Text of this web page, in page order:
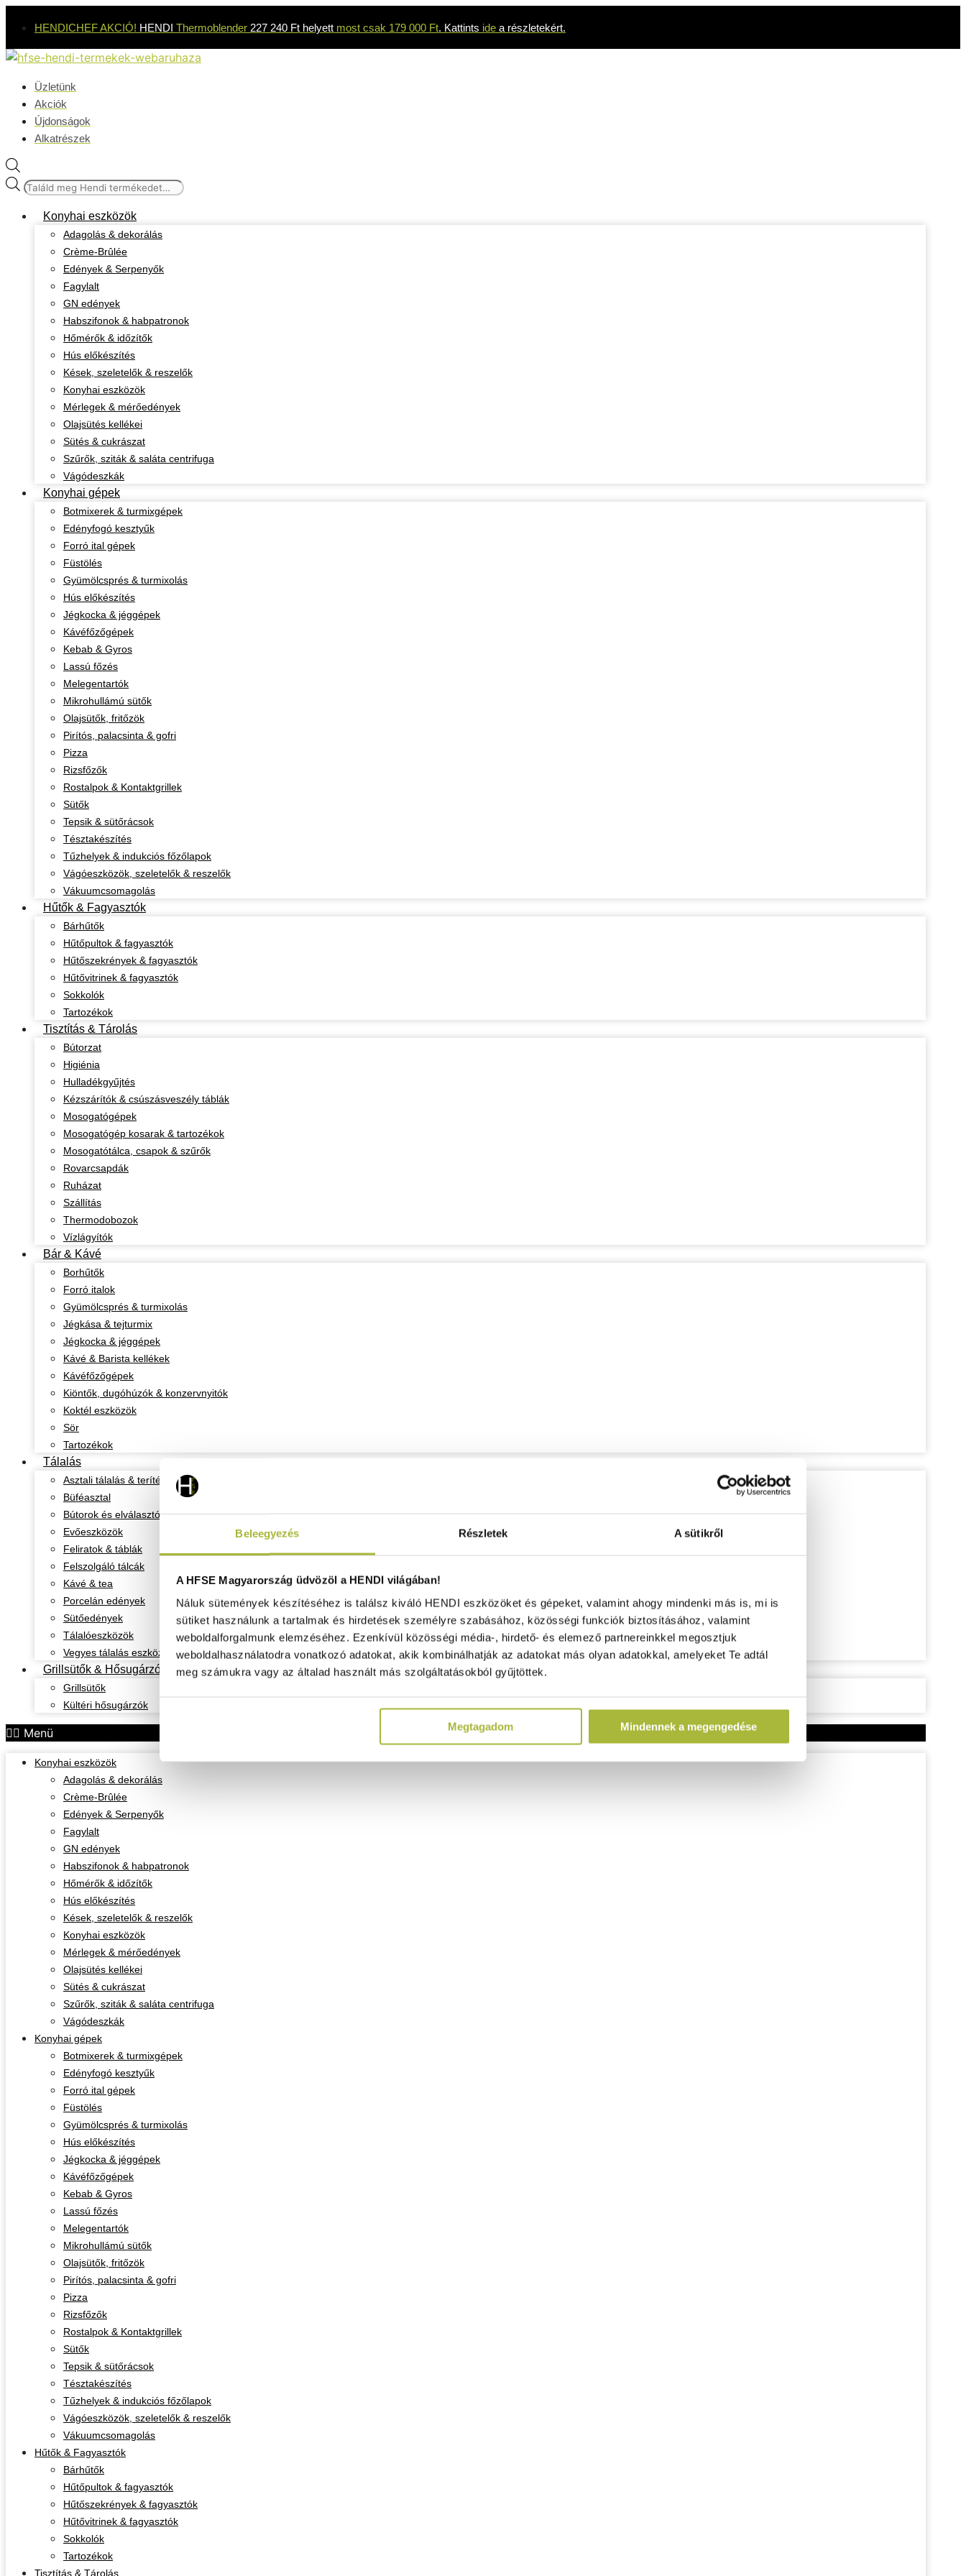
Beleegyezés Részletek A sütikről
A HFSE Magyarország üdvözöl a HENDI világában!
Náluk sütemények készítéséhez is találsz kiváló HENDI eszközöket és gépeket, valamint ahogy mindenki más is, mi is
sütiket használunk a tartalmak és hirdetések személyre szabásához, közösségi funkciók biztosításához, valamint
weboldalforgalmunk elemzéséhez. Ezenkívül közösségi média-, hirdető- és elemező partnereinkkel megosztjuk
weboldalhasználatodra vonatkozó adatokat, akik kombinálhatják az adatokat más olyan adatokkal, amelyeket Te adtál
meg számukra vagy az általad használt más szolgáltatásokból gyűjtöttek.
Megtagadom Mindennek a megengedése
tartalomba
HENDICHEF AKCIÓ! HENDI Thermoblender 227 240 Ft helyett most csak 179 000 Ft. Kattints ide a részletekért.
Üzletünk
Akciók
Újdonságok
Alkatrészek
Products
Konyhai eszközök
Adagolás & dekorálás
Crème-Brûlée
Edények & Serpenyők
Fagylalt
GN edények
Habszifonok & habpatronok
Hőmérők & időzítők
Hús előkészítés
Kések, szeletelők & reszelők
Konyhai eszközök
Mérlegek & mérőedények
Olajsütés kellékei
Sütés & cukrászat
Szűrők, sziták & saláta centrifuga
Vágódeszkák
Konyhai gépek
Botmixerek & turmixgépek
Edényfogó kesztyűk
Forró ital gépek
Füstölés
Gyümölcsprés & turmixolás
Hús előkészítés
Jégkocka & jéggépek
Kávéfőzőgépek
Kebab & Gyros
Lassú főzés
Melegentartók
Mikrohullámú sütők
Olajsütők, fritőzök
Pirítós, palacsinta & gofri
Pizza
Rizsfőzők
Rostalpok & Kontaktgrillek
Sütők
Tepsik & sütőrácsok
Tésztakészítés
Tűzhelyek & indukciós főzőlapok
Vágóeszközök, szeletelők & reszelők
Vákuumcsomagolás
Hűtők & Fagyasztók
Bárhűtők
Hűtőpultok & fagyasztók
Hűtőszekrények & fagyasztók
Hűtővitrinek & fagyasztók
Sokkolók
Tartozékok
Tisztítás & Tárolás
Bútorzat
Higiénia
Hulladékgyűjtés
Kézszárítók & csúszásveszély táblák
Mosogatógépek
Mosogatógép kosarak & tartozékok
Mosogatótálca, csapok & szűrők
Rovarcsapdák
Ruházat
Szállítás
Thermodobozok
Vízlágyítók
Bár & Kávé
Borhűtők
Forró italok
Gyümölcsprés & turmixolás
Jégkása & tejturmix
Jégkocka & jéggépek
Kávé & Barista kellékek
Kávéfőzőgépek
Kiöntők, dugóhúzók & konzervnyitók
Koktél eszközök
Sör
Tartozékok
Tálalás
Asztali tálalás & teríték
Büféasztal
Bútorok és elválasztó oszlopok
Evőeszközök
Feliratok & táblák
Felszolgáló tálcák
Kávé & tea
Porcelán edények
Sütőedények
Tálalóeszközök
Vegyes tálalás eszközök
Grillsütők & Hősugárzók
Grillsütők
Kültéri hősugárzók
Menü
Konyhai eszközök
Adagolás & dekorálás
Crème-Brûlée
Edények & Serpenyők
Fagylalt
GN edények
Habszifonok & habpatronok
Hőmérők & időzítők
Hús előkészítés
Kések, szeletelők & reszelők
Konyhai eszközök
Mérlegek & mérőedények
Olajsütés kellékei
Sütés & cukrászat
Szűrők, sziták & saláta centrifuga
Vágódeszkák
Konyhai gépek
Botmixerek & turmixgépek
Edényfogó kesztyűk
Forró ital gépek
Füstölés
Gyümölcsprés & turmixolás
Hús előkészítés
Jégkocka & jéggépek
Kávéfőzőgépek
Kebab & Gyros
Lassú főzés
Melegentartók
Mikrohullámú sütők
Olajsütők, fritőzök
Pirítós, palacsinta & gofri
Pizza
Rizsfőzők
Rostalpok & Kontaktgrillek
Sütők
Tepsik & sütőrácsok
Tésztakészítés
Tűzhelyek & indukciós főzőlapok
Vágóeszközök, szeletelők & reszelők
Vákuumcsomagolás
Hűtők & Fagyasztók
Bárhűtők
Hűtőpultok & fagyasztók
Hűtőszekrények & fagyasztók
Hűtővitrinek & fagyasztók
Sokkolók
Tartozékok
Tisztítás & Tárolás